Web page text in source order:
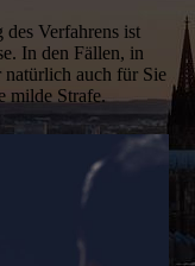
Verfahrens ist
In den Fällen, in
auch für Sie
milde Strafe.